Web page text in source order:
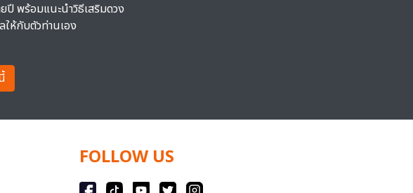
ปี พร้อมแนะนำวิธีเสริมดวง
ห้กับตัวท่านเอง
FOLLOW US